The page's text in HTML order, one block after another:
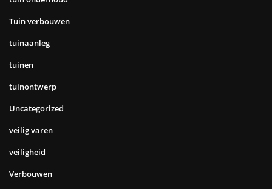
Tuin verbouwen
tuinaanleg
tuinen
tuinontwerp
Uncategorized
veilig varen
veiligheid
Verbouwen